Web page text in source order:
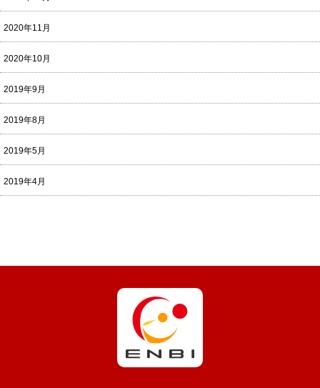
2020年11月
2020年10月
2019年9月
2019年8月
2019年5月
2019年4月